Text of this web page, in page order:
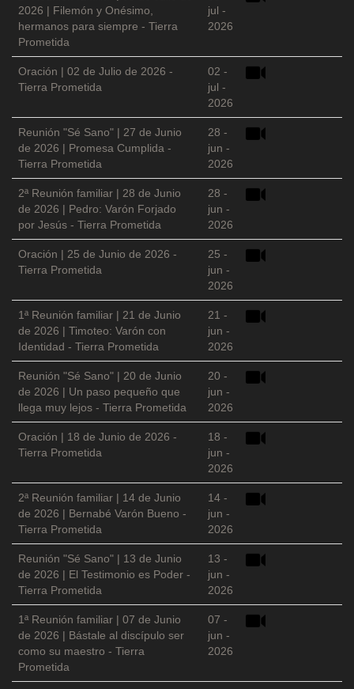
2026 | Filemón y Onésimo,
hermanos para siempre - Tierra
Prometida
jul -
2026
Oración | 02 de Julio de 2026 -
Tierra Prometida
02 -
jul -
2026
Reunión "Sé Sano" | 27 de Junio
de 2026 | Promesa Cumplida -
Tierra Prometida
28 -
jun -
2026
2ª Reunión familiar | 28 de Junio
de 2026 | Pedro: Varón Forjado
por Jesús - Tierra Prometida
28 -
jun -
2026
Oración | 25 de Junio de 2026 -
Tierra Prometida
25 -
jun -
2026
1ª Reunión familiar | 21 de Junio
de 2026 | Timoteo: Varón con
Identidad - Tierra Prometida
21 -
jun -
2026
Reunión "Sé Sano" | 20 de Junio
de 2026 | Un paso pequeño que
llega muy lejos - Tierra Prometida
20 -
jun -
2026
Oración | 18 de Junio de 2026 -
Tierra Prometida
18 -
jun -
2026
2ª Reunión familiar | 14 de Junio
de 2026 | Bernabé Varón Bueno -
Tierra Prometida
14 -
jun -
2026
Reunión "Sé Sano" | 13 de Junio
de 2026 | El Testimonio es Poder -
Tierra Prometida
13 -
jun -
2026
1ª Reunión familiar | 07 de Junio
de 2026 | Bástale al discípulo ser
como su maestro - Tierra
Prometida
07 -
jun -
2026